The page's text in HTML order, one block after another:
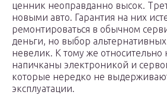
ценник неоправданно высок.
новыми авто. Гарантия на них
ремонтироваться в обычном
деньги, но выбор
невелик. К тому же
напичканы электроникой и
которые нередко не
эксплуатации.